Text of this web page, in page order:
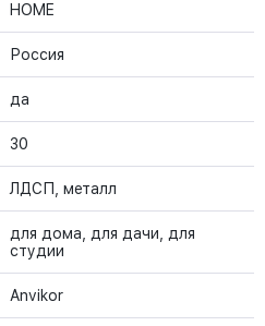
HOME
Россия
да
30
ЛДСП, металл
для дома, для дачи, для
студии
Anvikor